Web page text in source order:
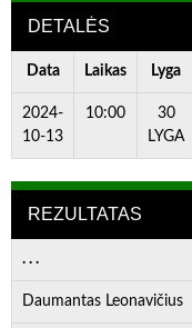
DETALĖS
Data Laikas Lyga
2024-
10-13
10:00
30
LYGA
REZULTATAS
. . .
Daumantas Leonavičius